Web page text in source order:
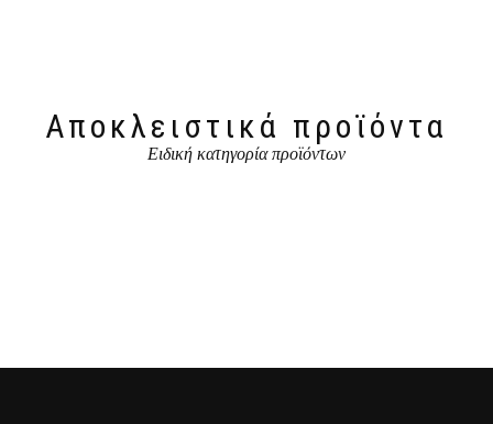
Αποκλειστικά προϊόντα
Ειδική κατηγορία προϊόντων